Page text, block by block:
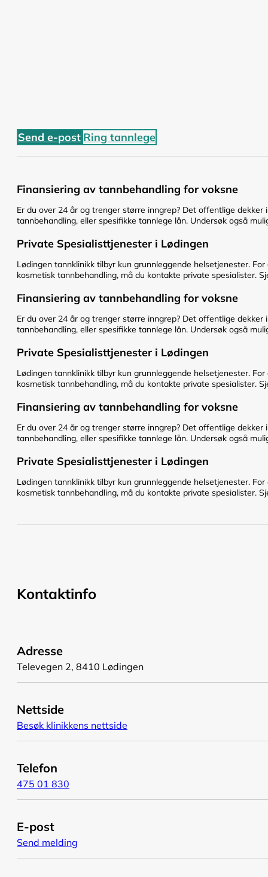
Send e-post Ring tannlege
Finansiering av tannbehandling for voksne
Er du over 24 år og trenger større inngrep? Det offentlige
tannbehandling, eller spesifikke tannlege lån. Undersøk også
Private Spesialisttjenester i Lødingen
Lødingen tannklinikk tilbyr kun grunnleggende helsetjenester.
kosmetisk tannbehandling, må du kontakte private spesialister.
Finansiering av tannbehandling for voksne
Er du over 24 år og trenger større inngrep? Det offentlige
tannbehandling, eller spesifikke tannlege lån. Undersøk også
Private Spesialisttjenester i Lødingen
Lødingen tannklinikk tilbyr kun grunnleggende helsetjenester.
kosmetisk tannbehandling, må du kontakte private spesialister.
Finansiering av tannbehandling for voksne
Er du over 24 år og trenger større inngrep? Det offentlige
tannbehandling, eller spesifikke tannlege lån. Undersøk også
Private Spesialisttjenester i Lødingen
Lødingen tannklinikk tilbyr kun grunnleggende helsetjenester.
kosmetisk tannbehandling, må du kontakte private spesialister.
Kontaktinfo
Adresse
Televegen 2, 8410 Lødingen
Telefon
475 01 830
E-post
Send melding
Nettside
Besøk klinikkens nettside